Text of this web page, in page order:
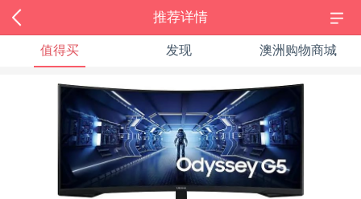
推荐详情
值得买 发现 澳洲购物商城